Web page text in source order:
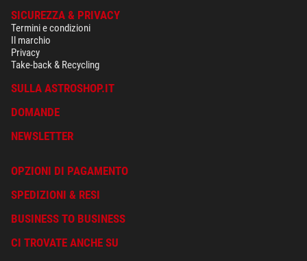
SICUREZZA & PRIVACY
Termini e condizioni
Il marchio
Privacy
Take-back & Recycling
SULLA ASTROSHOP.IT
DOMANDE
NEWSLETTER
OPZIONI DI PAGAMENTO
SPEDIZIONI & RESI
BUSINESS TO BUSINESS
CI TROVATE ANCHE SU